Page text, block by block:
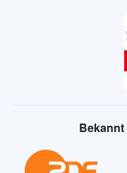
Bekannt